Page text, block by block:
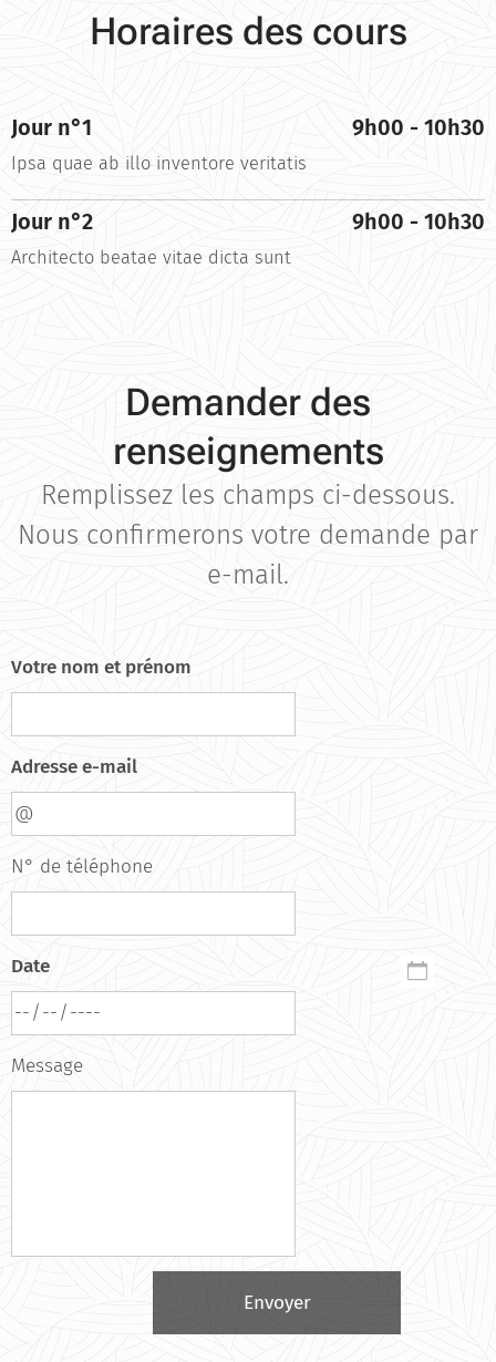
Horaires des cours
Jour n°1
Ipsa quae ab illo inventore veritatis
9h00 - 10h30
Jour n°2
Architecto beatae vitae dicta sunt
9h00 - 10h30
Demander des
renseignements
Remplissez les champs ci-dessous.
Nous confirmerons votre demande par
e-mail.
Votre nom et prénom
Adresse e-mail
N° de téléphone
Date
Message
Envoyer